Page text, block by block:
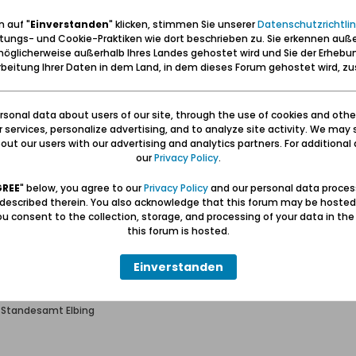
Elbing
ein Teil meiner Familie stammt aus Elbing. In diesem
Doering, geborene Moritz, Vorname: Maria, geboren: 00.00.1857/
begleichen. Teilen Sie mir Ihre Kontoverbindung mit. Für Ihre Mühe
Gesing.
Elbing
auf "Einverstanden" klicken, stimmen Sie unserer
und Cookie-Praktiken wie dort beschrieben zu. Sie erkennen
außerhalb Ihres Landes gehostet wird und Sie der
Ihrer Daten in dem Land, in dem dieses Forum gehostet wird,
data about users of our site, through the use of cookies and
services, personalize advertising, and to analyze site activity. We may
our users with our advertising and analytics partners. For additional
ourPrivacy Policy.
" below, you agree to ourPrivacy Policyand our personal data
therein. You also acknowledge that this forum may be
consent to the collection, storage, and processing of your data in
this forum is hosted.
Einverstanden